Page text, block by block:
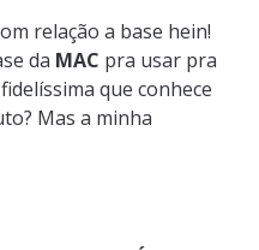
relação a base hein!
da MAC pra usar pra
que conhece
Mas a minha